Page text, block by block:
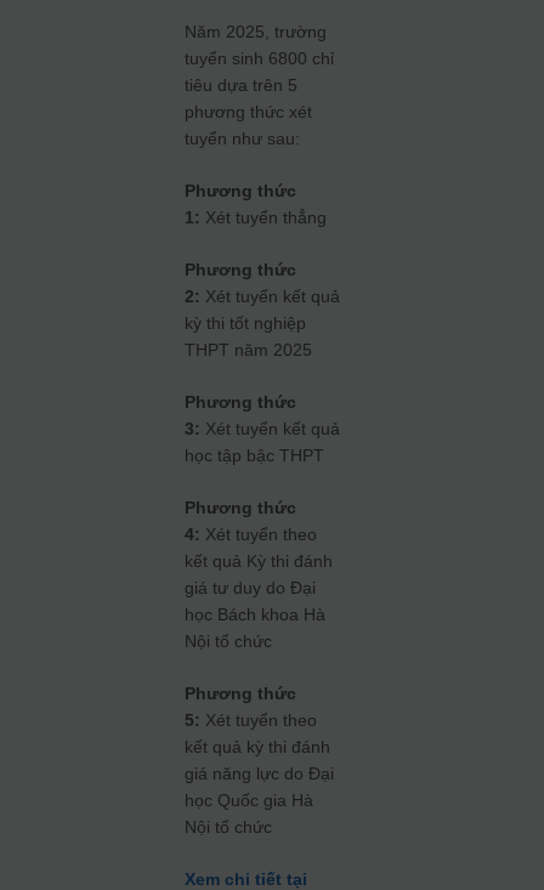
Năm 2025, trường
tuyển sinh 6800 chỉ
tiêu dựa trên 5
phương thức xét
tuyển như sau:
Phương thức
1: Xét tuyển thẳng
Phương thức
2: Xét tuyển kết quả
kỳ thi tốt nghiệp
THPT năm 2025
Phương thức
3: Xét tuyển kết quả
học tập bậc THPT
Phương thức
4: Xét tuyển theo
kết quả Kỳ thi đánh
giá tư duy do Đại
học Bách khoa Hà
Nội tổ chức
Phương thức
5: Xét tuyển theo
kết quả kỳ thi đánh
giá năng lực do Đại
học Quốc gia Hà
Nội tổ chức
Xem chi tiết tại